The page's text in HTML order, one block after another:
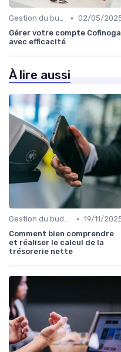
Gestion du budget • 02/05/
Gérer votre compte Cofinoga
avec efficacité
À lire aussi
Gestion du budget • 19/11/
Comment bien comprendre
et réaliser le calcul de la
trésorerie nette